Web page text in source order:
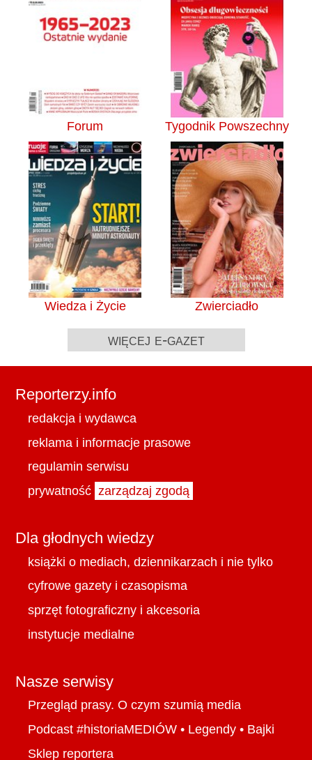
Forum Tygodnik Powszechny
Wiedza i Życie Zwierciadło
więcej e-gazet
Reporterzy.info
redakcja i wydawca
reklama i informacje prasowe
regulamin serwisu
prywatność zarządzaj zgodą
Dla głodnych wiedzy
książki o mediach, dziennikarzach i nie tylko
cyfrowe gazety i czasopisma
sprzęt fotograficzny i akcesoria
instytucje medialne
Nasze serwisy
Przegląd prasy. O czym szumią media
Podcast #historiaMEDIÓW • Legendy • Bajki
Sklep reportera